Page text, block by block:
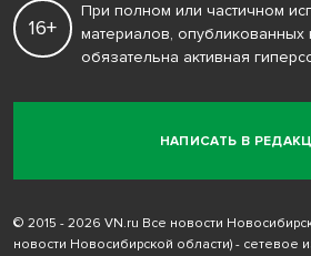
НАПИСАТЬ В
16+
При полном или частичном
материалов, опубликованных
обязательна активная
© 2015 - 2026 VN.ru Все новости
новости Новосибирской области) - сетевое